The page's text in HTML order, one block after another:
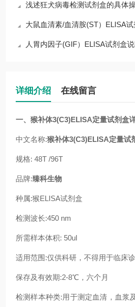
浅述狂犬病毒检测试剂盒的具体
大鼠血清素/血清胺(ST）ELISA
人胃内因子(GIF）ELISA试剂盒
详细介绍 在线留言
一、猴补体3(C3)ELISA定量试剂盒
中文名称:猴补体3(C3)ELISA定量试
规格: 48T /96T
品牌:臻科生物
种属:猴ELISA试剂盒
检测波长:450 nm
所需样本体积: 50ul
适用范围:仅供科研，不得用于临床诊
保存及有效期:2-8℃，六个月
检测样本种类:用于测定血清，血浆